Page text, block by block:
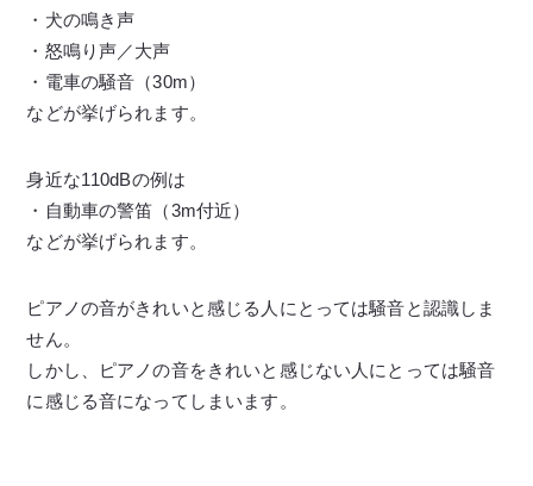
・犬の鳴き声
・怒鳴り声／大声
・電車の騒音（30m）
などが挙げられます。
身近な110dBの例は
・自動車の警笛（3m付近）
などが挙げられます。
ピアノの音がきれいと感じる人にとっては騒音と認識しま
せん。
しかし、ピアノの音をきれいと感じない人にとっては騒音
に感じる音になってしまいます。